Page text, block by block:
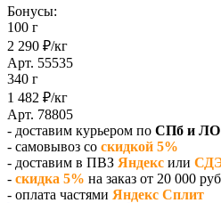
Бонусы:
100 г
2 290 ₽/кг
Арт. 55535
340 г
1 482 ₽/кг
Арт. 78805
- доставим курьером по СПб и ЛО
- самовывоз со скидкой 5%
- доставим в ПВЗ Яндекс или
- скидка 5% на заказ от 20 000
- оплата частями Яндекс Сплит